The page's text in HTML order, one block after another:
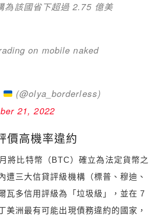
為該國省下超過 2.75 億美
on mobile naked
(@olya_borderless)
21, 2022
價高機率違約
將比特幣（BTC）確立為法定貨幣之
遭三大信貸評級機構（標普、穆迪、
瓦多信用評級為「垃圾級」，並在 7
美洲最有可能出現債務違約的國家，